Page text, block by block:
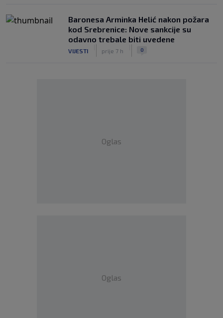
Baronesa Arminka Helić nakon požara
kod Srebrenice: Nove sankcije su
odavno trebale biti uvedene
VIJESTI prije 7 h 0
Oglas
Oglas